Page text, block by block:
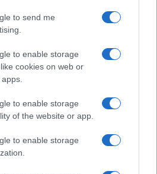
to send me
to enable storage
cookies on web or
to enable storage
of the website or app.
to enable storage